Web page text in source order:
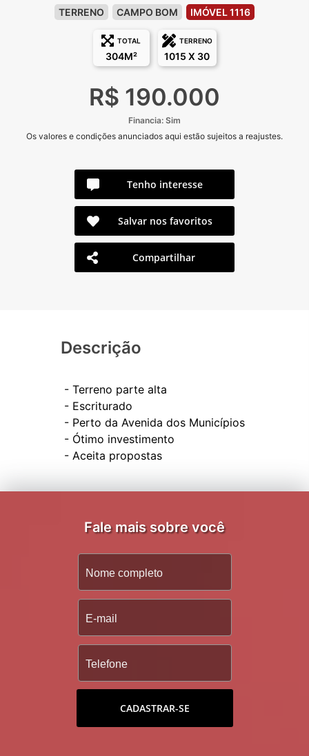
TERRENO CAMPO BOM IMÓVEL 1116
TOTAL
304M²
TERRENO
1015 X 30
R$ 190.000
Financia: Sim
Os valores e condições anunciados aqui estão sujeitos a reajustes.
Tenho interesse
Salvar nos favoritos
Compartilhar
Descrição
- Terreno parte alta
- Escriturado
- Perto da Avenida dos Municípios
- Ótimo investimento
Fale mais sobre você
CADASTRAR-SE